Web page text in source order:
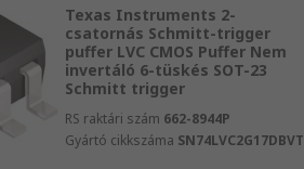
Texas Instruments 2-
csatornás Schmitt-trigger
puffer LVC CMOS Puffer Nem
invertáló 6-tüskés SOT-23
Schmitt trigger
RS raktári szám 662-8944P
Gyártó cikkszáma SN74LVC2G17DBVT